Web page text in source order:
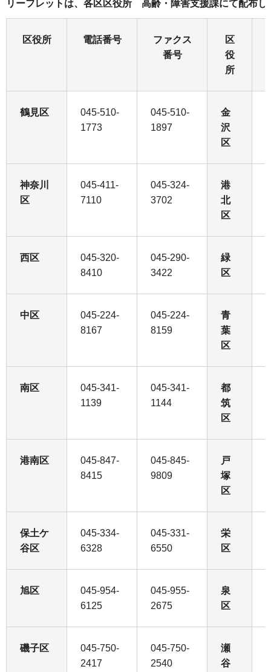
リーフレットは、各区区役所 高齢・障害支援課にて配布し
区役所 電話番号
ファクス
番号
区
役
所
鶴見区
045-510-
1773
045-510-
1897
金
沢
区
神奈川
区
045-411-
7110
045-324-
3702
港
北
区
西区
045-320-
8410
045-290-
3422
緑
区
中区
045-224-
8167
045-224-
8159
青
葉
区
南区
045-341-
1139
045-341-
1144
都
筑
区
港南区
045-847-
8415
045-845-
9809
戸
塚
区
保土ケ
谷区
045-334-
6328
045-331-
6550
栄
区
旭区
045-954-
6125
045-955-
2675
泉
区
磯子区
045-750-
2417
045-750-
2540
瀬
谷